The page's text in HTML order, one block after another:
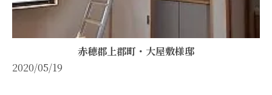
赤穂郡上郡町・大屋敷様邸
2020/05/19